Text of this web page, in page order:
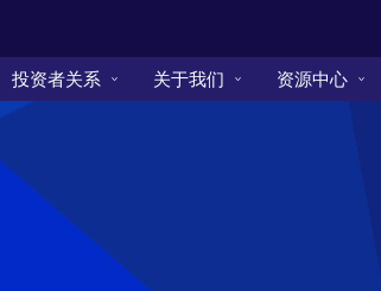
投资者关系 关于我们 资源中心